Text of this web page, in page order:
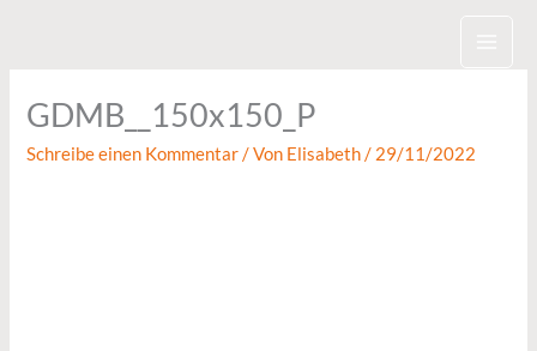
GDMB__150x150_P
Schreibe einen Kommentar / Von Elisabeth/ 29/11/2022